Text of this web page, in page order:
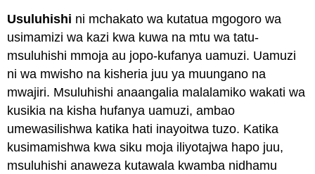
Usuluhishi ni mchakato wa kutatua mgogoro wa
usimamizi wa kazi kwa kuwa na mtu wa tatu-
msuluhishi mmoja au jopo-kufanya uamuzi. Uamuzi
ni wa mwisho na kisheria juu ya muungano na
mwajiri. Msuluhishi anaangalia malalamiko wakati wa
kusikia na kisha hufanya uamuzi, ambao
umewasilishwa katika hati inayoitwa tuzo. Katika
kusimamishwa kwa siku moja iliyotajwa hapo juu,
msuluhishi anaweza kutawala kwamba nidhamu